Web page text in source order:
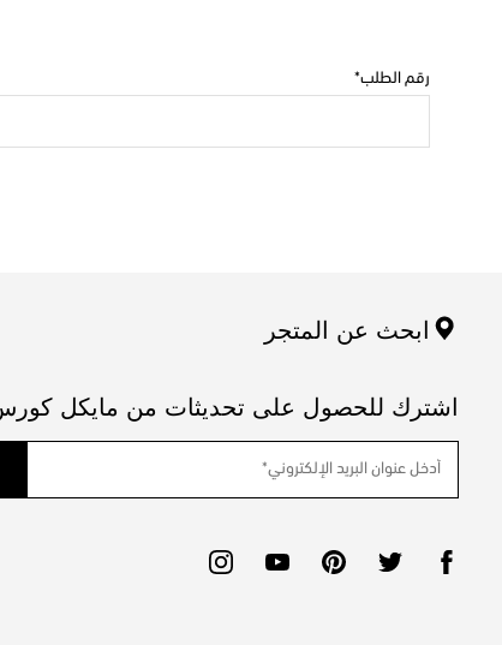
رقم الطلب
ابحث عن المتجر
اشترك للحصول على تحديثات من مايكل